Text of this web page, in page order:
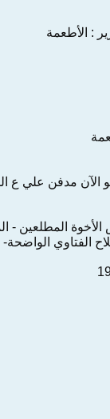
: الأطعمة
الآن‌ مدفن‌ ‌علي‌ ع‌